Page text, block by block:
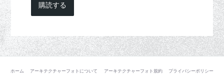
購読する
ホーム アーキテクチャーフォトについて アーキテクチャーフォト規約 プライバシーポリシー